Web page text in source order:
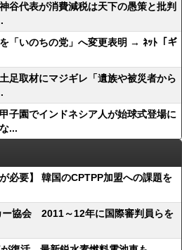
谷代表が消費減税は天下の愚策と批判
「いのちの党」へ変更表明 → ﾈｯﾄ「ギ
足取材にマジギレ「遺族や被災者から
子園でインドネシア人が始球式登場に
...
必要】 韓国のCPTPP加盟への課題を
ー協会 2011～12年に国際審判員らを